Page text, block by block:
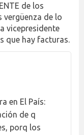
de los
de lo
vicepresidente
que hay facturas.
en El País:
de q
porq los